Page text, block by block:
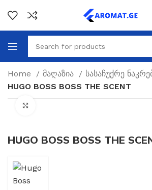
Home მაღაზია
სასაჩუქრე
HUGO BOSS BOSS THE SCENT
HUGO BOSS BOSS THE